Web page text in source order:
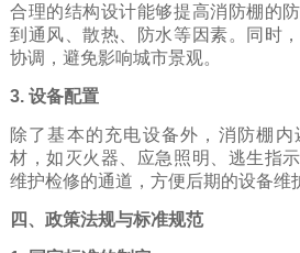
合理的结构设计能够提高消防棚的
到通风、散热、防水等因素。同时
协调，避免影响城市景观。
3. 设备配置
除了基本的充电设备外，消防棚
材，如灭火器、应急照明、逃生指
维护检修的通道，方便后期的设备维
四、政策法规与标准规范